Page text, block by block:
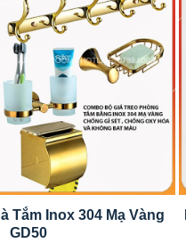
Tắm Inox 304 Mạ Vàng
GD50